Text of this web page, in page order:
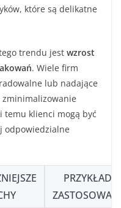
które są delikatne
trendu jest wzrost
. Wiele firm
lub nadające
temu klienci mogą być
odpowiedzialne
PRZYKŁADY